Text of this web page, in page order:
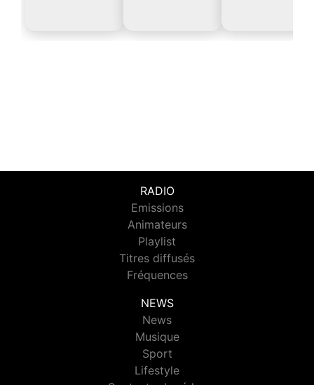
RADIO
Emissions
Animateurs
Playlist
Titres diffusés
Fréquences
NEWS
News
Musique
Sport
Lifestyle